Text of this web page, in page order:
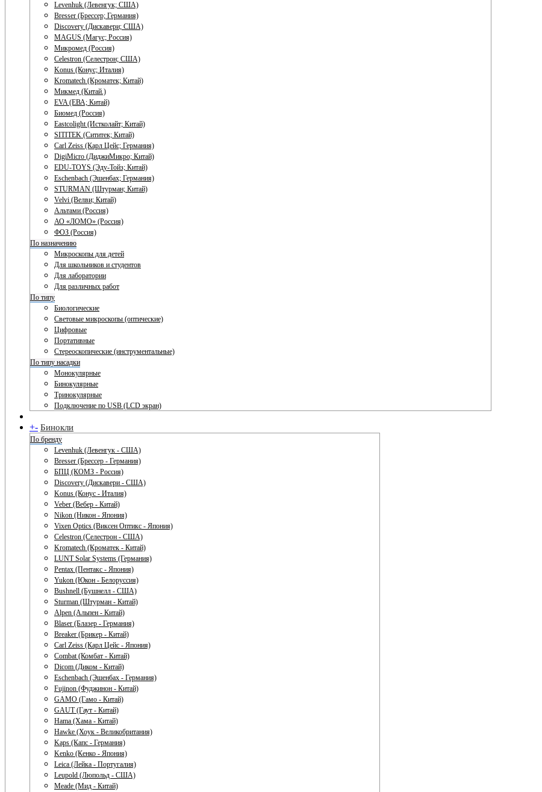
Levenhuk (Левенгук; США)
Bresser (Брессер; Германия)
Discovery (Дискавери; США)
MAGUS (Магус; Россия)
Микромед (Россия)
Celestron (Селестрон; США)
Konus (Конус; Италия)
Kromatech (Кроматек; Китай)
Микмед (Китай.)
EVA (ЕВА; Китай)
Биомед (Россия)
Eastcolight (Истколайт; Китай)
SITITEK (Сититек; Китай)
Carl Zeiss (Карл Цейс; Германия)
DigiMicro (ДиджиМикро; Китай)
EDU-TOYS (Эду-Тойз; Китай)
Eschenbach (Эшенбах; Германия)
STURMAN (Штурман; Китай)
Velvi (Велви; Китай)
Альтами (Россия)
АО «ЛОМО» (Россия)
ФОЗ (Россия)
По назначению
Микроскопы для детей
Для школьников и студентов
Для лаборатории
Для различных работ
По типу
Биологические
Световые микроскопы (оптические)
Цифровые
Портативные
Стереоскопические (инструментальные)
По типу насадки
Монокулярные
Бинокулярные
Тринокулярные
Подключение по USB (LCD экран)
+- Бинокли
По бренду
Levenhuk (Левенгук - США)
Bresser (Брессер - Германия)
БПЦ (КОМЗ - Россия)
Discovery (Дискавери - США)
Konus (Конус - Италия)
Veber (Вебер - Китай)
Nikon (Никон - Япония)
Vixen Optics (Виксен Оптикс - Япония)
Celestron (Селестрон - США)
Kromatech (Кроматек - Китай)
LUNT Solar Systems (Германия)
Pentax (Пентакс - Япония)
Yukon (Юкон - Белоруссия)
Bushnell (Бушнелл - США)
Sturman (Штурман - Китай)
Alpen (Альпен - Китай)
Blaser (Блазер - Германия)
Breaker (Брикер - Китай)
Carl Zeiss (Карл Цейс - Япония)
Combat (Комбат - Китай)
Dicom (Диком - Китай)
Eschenbach (Эшенбах - Германия)
Fujinon (Фуджинон - Китай)
GAMO (Гамо - Китай)
GAUT (Гаут - Китай)
Hama (Хама - Китай)
Hawke (Хоук - Великобритания)
Kaps (Капс - Германия)
Kenko (Кенко - Япония)
Leica (Лейка - Португалия)
Leupold (Люпольд - США)
Meade (Мид - Китай)